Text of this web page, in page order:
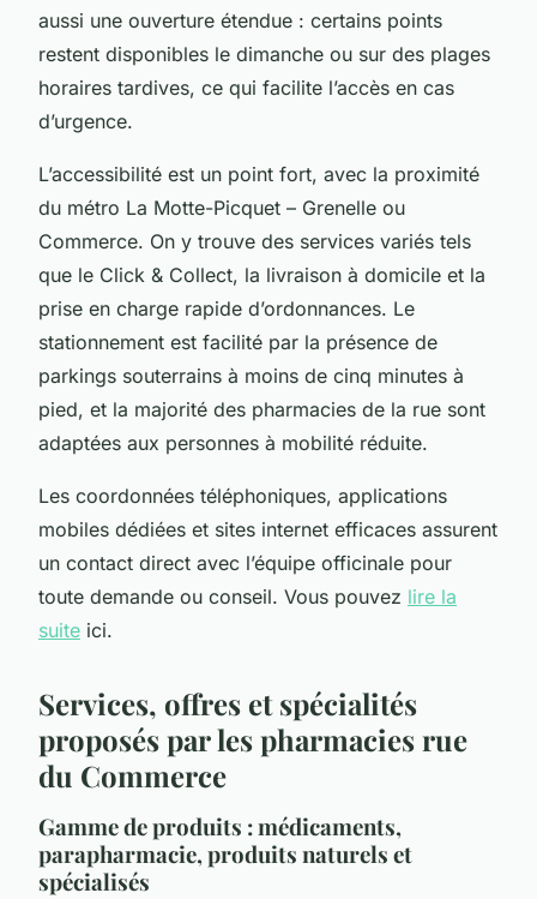
aussi une ouverture étendue : certains points
restent disponibles le dimanche ou sur des plages
horaires tardives, ce qui facilite l’accès en cas
d’urgence.
L’accessibilité est un point fort, avec la proximité
du métro La Motte-Picquet – Grenelle ou
Commerce. On y trouve des services variés tels
que le Click & Collect, la livraison à domicile et la
prise en charge rapide d’ordonnances. Le
stationnement est facilité par la présence de
parkings souterrains à moins de cinq minutes à
pied, et la majorité des pharmacies de la rue sont
adaptées aux personnes à mobilité réduite.
Les coordonnées téléphoniques, applications
mobiles dédiées et sites internet efficaces assurent
un contact direct avec l’équipe officinale pour
toute demande ou conseil. Vous pouvez lire la
suite ici.
Services, offres et spécialités
proposés par les pharmacies rue
du Commerce
Gamme de produits : médicaments,
parapharmacie, produits naturels et
spécialisés